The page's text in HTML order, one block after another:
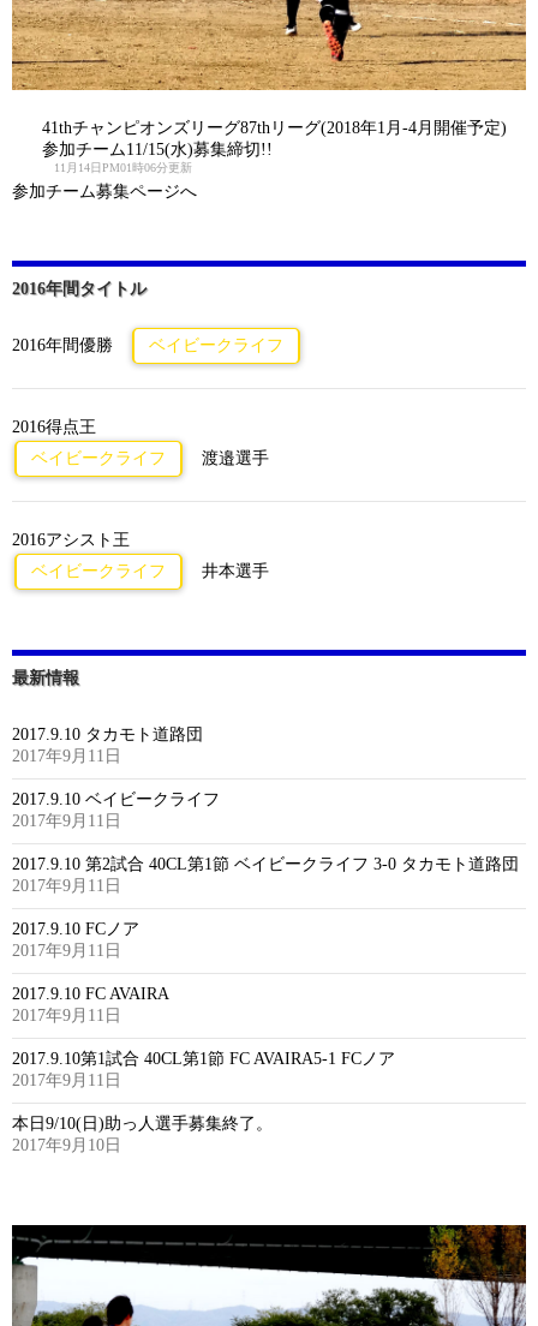
41thチャンピオンズリーグ87thリーグ(2018年1月-4月開催予定)
参加チーム11/15(水)募集締切!!
11月14日PM01時06分更新
参加チーム募集ページへ
2016年間タイトル
2016年間優勝 ベイビークライフ
2016得点王
ベイビークライフ
渡邉選手
2016アシスト王
ベイビークライフ
井本選手
最新情報
2017.9.10 タカモト道路団
2017年9月11日
2017.9.10 ベイビークライフ
2017年9月11日
2017.9.10 第2試合 40CL第1節 ベイビークライフ 3-0 タカモト道路団
2017年9月11日
2017.9.10 FCノア
2017年9月11日
2017.9.10 FC AVAIRA
2017年9月11日
2017.9.10第1試合 40CL第1節 FC AVAIRA5-1 FCノア
2017年9月11日
本日9/10(日)助っ人選手募集終了。
2017年9月10日